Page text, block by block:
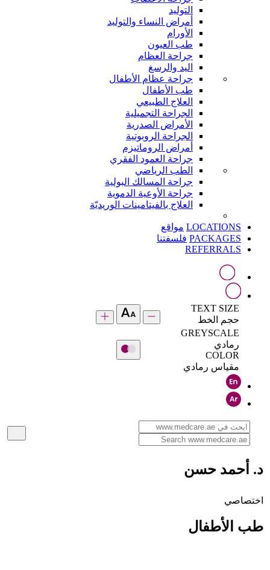
التوليد
أمراض النساء والتوليد
الأورام
طب العيون
جراحة العظام
اليد والرسغ
جراحة عظام الأطفال
طب الأطفال
العلاج الطبيعي
الجراحة التجميلية
الأمراض الصدرية
الجراحة الروبوتية
أمراض الروماتيزم
جراحة العمود الفقري
الطب الرياضي
جراحة المسالك البولية
جراحة الأوعية الدموية
العلاج بالفيتامينات الوريديّة
LOCATIONS مواقع
PACKAGES فلسفتنا
REFERRALS
TEXT SIZE
حجم الخط
GREYSCALE
رمادي
COLOR
مقياس رمادي
د. أحمد حسن
اختصاصي
طب الأطفال